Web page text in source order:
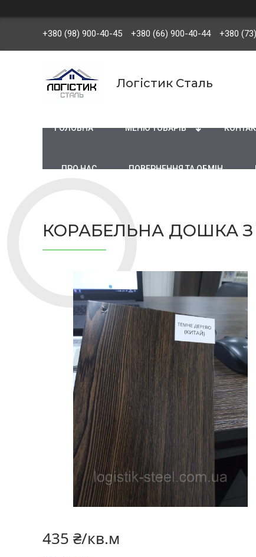
+380 (98) 900-40-45 +380 (66) 900-40-44 +380
Логістик Сталь
ГОЛОВНА МЕНЮ ТОВАРІВ
ПРО НАС ПОВЕРНЕННЯ ТА ОБМІН
КОРАБЕЛЬНА ДОШКА З
435 ₴/кв.м